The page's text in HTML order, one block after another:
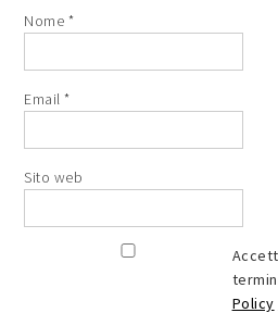
Nome *
Email*
Sito web
Policy